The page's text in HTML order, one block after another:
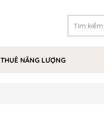
THUÊ NĂNG LƯỢNG